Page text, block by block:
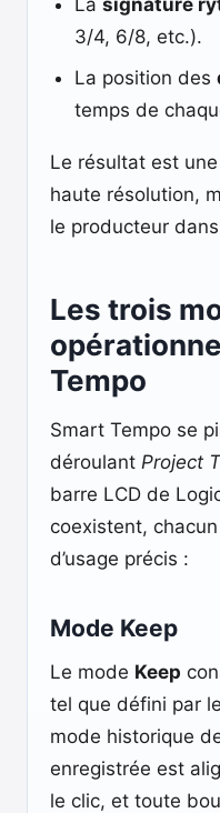
La signature
3/4, 6/8, etc.).
La position des
temps de
Le résultat est une
haute résolution,
le producteur
Les trois
Tempo
Smart Tempo se
déroulant Project
barre LCD de
coexistent,
d’usage précis :
Mode Keep
Le mode Keep
tel que défini par
mode historique
enregistrée est
le clic, et toute